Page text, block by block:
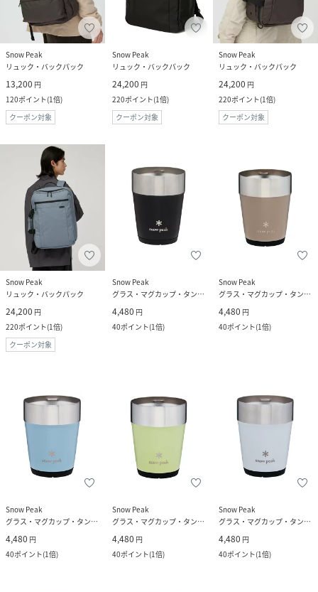
Snow Peak
リュック・バックパック
13,200 円
120ポイント(1倍)
クーポン対象
Snow Peak
リュック・バックパック
24,200 円
220ポイント(1倍)
クーポン対象
Snow Peak
リュック・バックパック
24,200 円
220ポイント(1倍)
クーポン対象
Snow Peak
リュック・バックパック
24,200 円
220ポイント(1倍)
クーポン対象
Snow Peak
グラス・マグカップ・タンブラー
4,480 円
40ポイント(1倍)
Snow Peak
グラス・マグカップ・タンブラー
4,480 円
40ポイント(1倍)
Snow Peak
グラス・マグカップ・タンブラー
4,480 円
40ポイント(1倍)
Snow Peak
グラス・マグカップ・タンブラー
4,480 円
40ポイント(1倍)
Snow Peak
グラス・マグカップ・タンブラー
4,480 円
40ポイント(1倍)